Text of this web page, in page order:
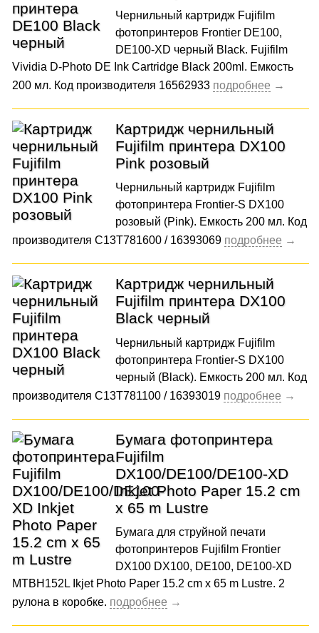
Чернильный картридж Fujifilm
фотопринтеров Frontier DE100,
DE100-XD черный Black. Fujifilm
Vividia D-Photo DE Ink Cartridge Black 200ml. Емкость
200 мл. Код производителя 16562933
Картридж чернильный
Fujifilm принтера DX100
Pink розовый
Чернильный картридж Fujifilm
фотопринтера Frontier-S DX100
розовый (Pink). Емкость 200 мл. Код
производителя C13T781600 / 16393069
Картридж чернильный
Fujifilm принтера DX100
Black черный
Чернильный картридж Fujifilm
фотопринтера Frontier-S DX100
черный (Black). Емкость 200 мл. Код
производителя C13T781100 / 16393019
Бумага фотопринтера
Fujifilm
DX100/DE100/DE100-XD
Inkjet Photo Paper 15.2 cm
x 65 m Lustre
Бумага для струйной печати
фотопринтеров Fujifilm Frontier
DX100 DX100, DE100, DE100-XD
MTBH152L Ikjet Photo Paper 15.2 cm x 65 m Lustre. 2
рулона в коробке.